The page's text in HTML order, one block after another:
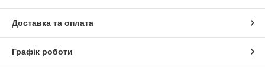
Доставка та оплата
Графік роботи